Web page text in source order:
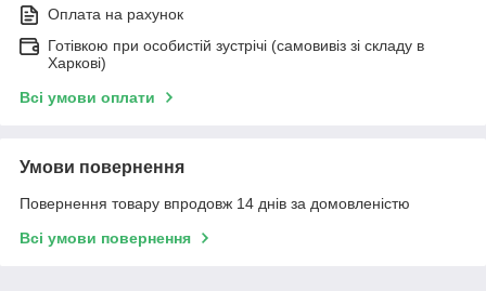
Оплата на рахунок
Готівкою при особистій зустрічі (самовивіз зі складу в
Харкові)
Всі умови оплати
Умови повернення
Повернення товару впродовж 14 днів за домовленістю
Всі умови повернення